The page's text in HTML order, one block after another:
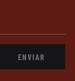
ENVIAR